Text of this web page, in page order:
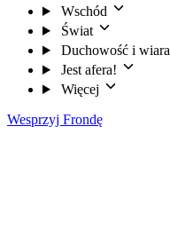
Wschód
Świat
Duchowość i wiara
Jest afera!
Więcej
Wesprzyj Frondę